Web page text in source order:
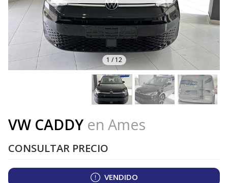
1 /12
VW CADDY en Ames
CONSULTAR PRECIO
VENDIDO